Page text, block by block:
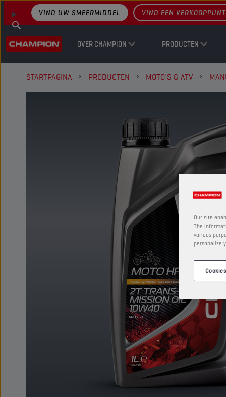
OVER CHAMPION PRODUCTEN
VIND UW SMEERMIDDEL VIND EEN VERKOOPPUNT
STARTPAGINA PRODUCTEN MOTO’S & ATV
Our site
The
various
personalize